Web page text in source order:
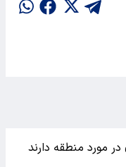
در مورد منطقه دارند